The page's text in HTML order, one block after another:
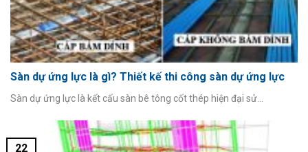
Sàn dự ứng lực là gì? Thiết kế thi công sàn dự ứng lực
Sàn dự ứng lực là kết cấu sàn bê tông cốt thép hiện đại sử...
22